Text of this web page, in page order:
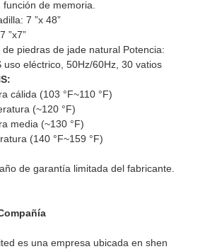
de memoria.
7 ”x 48”
”x7”
piedras de jade natural Potencia:
uso eléctrico, 50Hz/60Hz, 30 vatios
cálida (103 °F~110 °F)
(~120 °F)
media (~130 °F)
(140 °F~159 °F)
de garantía limitada del fabricante.
es una empresa ubicada en shen